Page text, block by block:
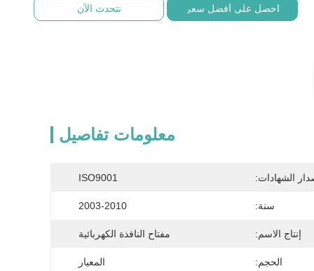
احصل على أفضل سعر نتحدث الآن
معلومات تفاصيل
الشهادات: ISO9001
سنة: 2003-2010
إنتاج الاسم: مفتاح النافذة الكهربائية
الحجم: المعيار